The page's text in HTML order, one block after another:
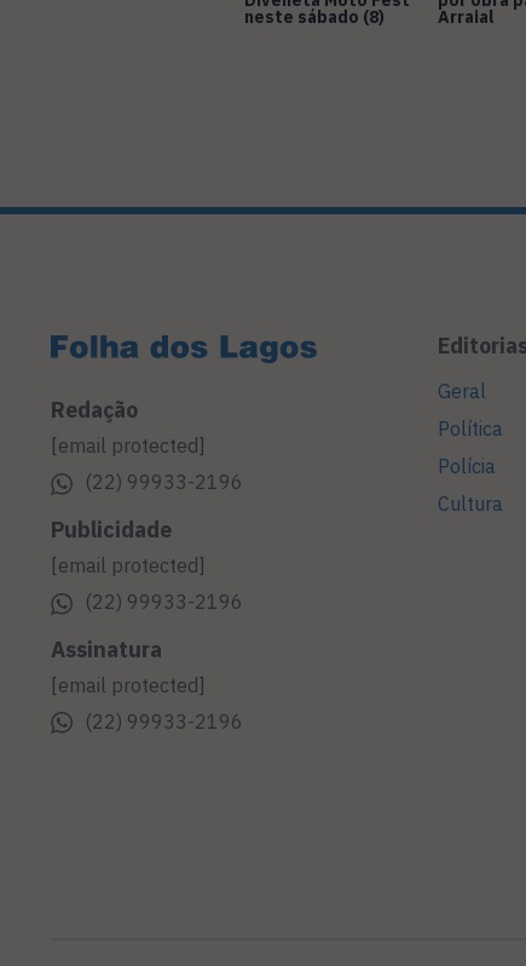
neste sábado (8) Arraial
Redação
[email protected]
(22) 99933-2196
Publicidade
[email protected]
(22) 99933-2196
Assinatura
[email protected]
(22) 99933-2196
Geral
Política
Polícia
Cultura